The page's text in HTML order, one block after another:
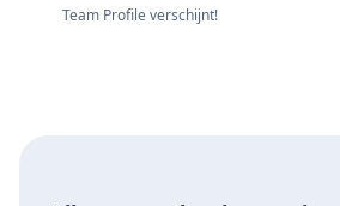
Team Profile verschijnt!